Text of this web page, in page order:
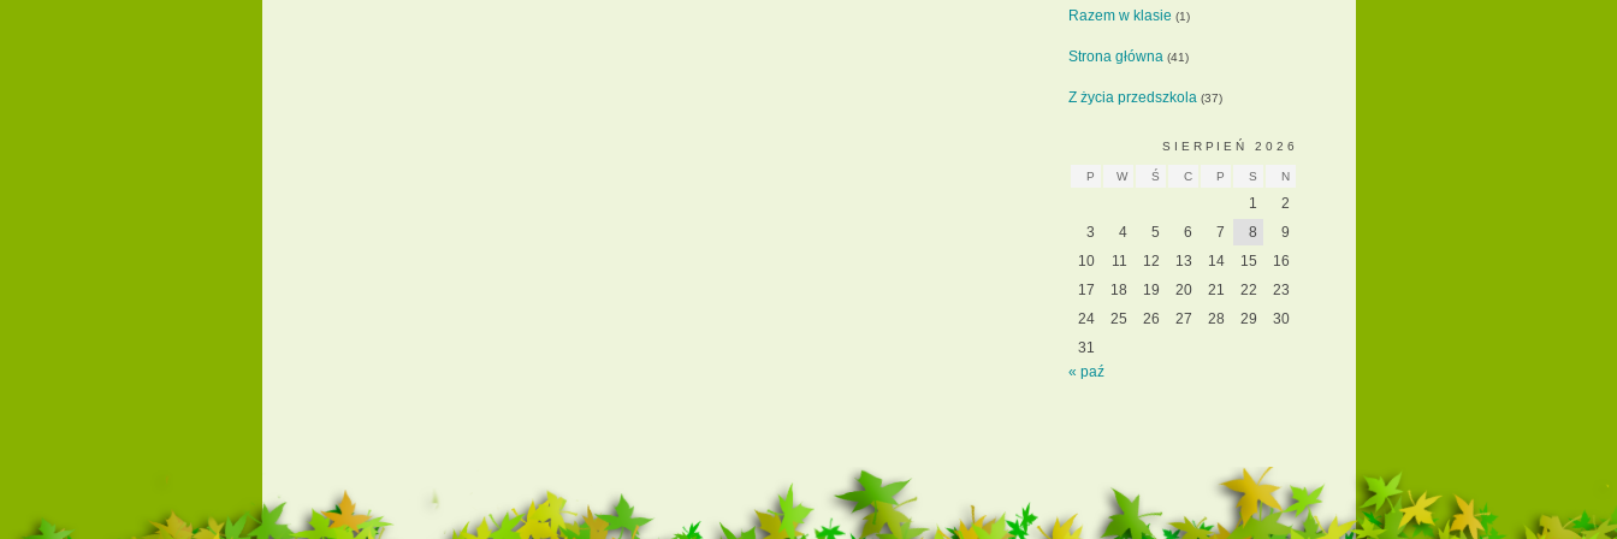
Razem w klasie (1)
Strona główna(41)
Z życia przedszkola(37)
SIERPIEŃ 2026
P W Ś C P S N
1
2
3
4 5 6 7 8
9
10
11 12 13 14 15
16
17
18 19 20 21 22
23
24
25 26 27 28 29
30
31
« paź